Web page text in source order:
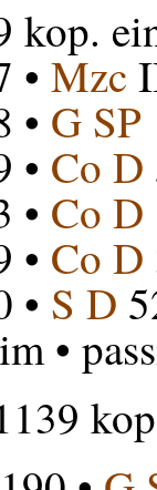
kop.
• Mzc
• G SP
• Co D
• Co D
• Co D
• S D
•